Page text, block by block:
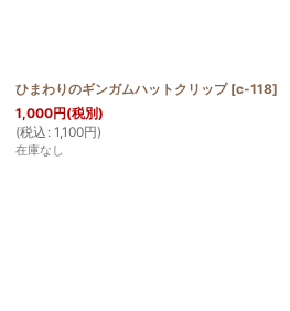
ひまわりのギンガムハットクリップ [c-118]
1,000円(税別)
(税込 : 1,100円)
在庫なし